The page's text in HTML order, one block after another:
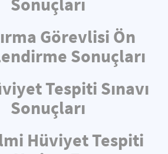
Görevlisi Ön
Sonuçları
Tespiti Sınavı
Sonuçları
Hüviyet Tespiti